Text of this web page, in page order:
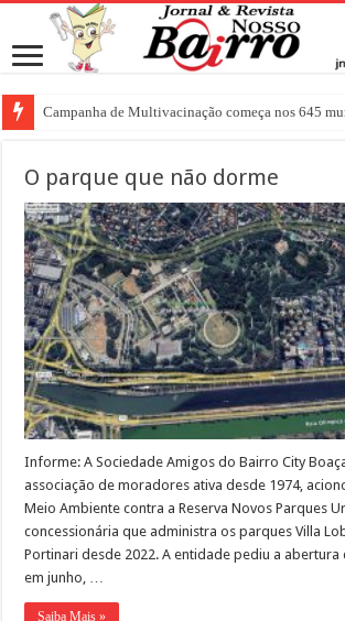
Campanha de Multivacinação começa nos 645
O parque que não dorme
Informe: A Sociedade Amigos do Bairro City
associação de moradores ativa desde 1974,
Meio Ambiente contra a Reserva Novos Parques
concessionária que administra os parques Villa
Portinari desde 2022. A entidade pediu a abertura
em junho, …
Saiba Mais »